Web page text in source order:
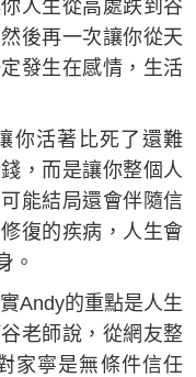
人生從高處跌到谷
後再一次讓你從天
發生在感情，生活
你活著比死了還難
，而是讓你整個人
能結局還會伴隨信
復的疾病，人生會
。
Andy的重點是人生
老師說，從網友整
家寧是無條件信任